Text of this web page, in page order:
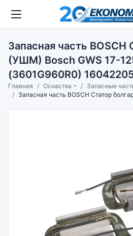
Запасная часть BOSCH
(УШМ) Bosch GWS 17-
(3601G960R0)
Главная Оснастка
Запасные
Запасная часть BOSCH Статор болгарки (УШМ) Bosch GWS 17-